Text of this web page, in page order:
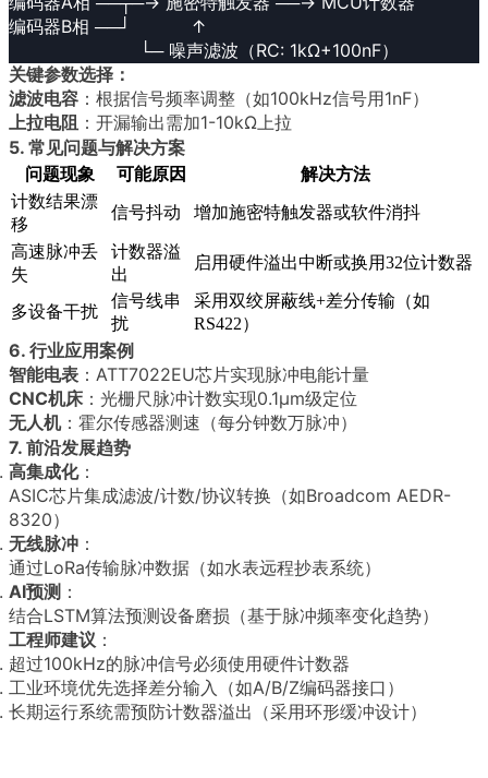
编码器B相 ──┘           ↑
└─ 噪声滤波（RC: 1kΩ+100nF）
关键参数选择：
滤波电容 ：根据信号频率调整（如100kHz信号用1nF）
上拉电阻 ：开漏输出需加1-10kΩ上拉
5. 常见问题与解决方案
问题现象 可能原因
解决方法
计数结果漂
移
信号抖动 增加施密特触发器或软件消抖
高速脉冲丢
失
计数器溢
出
启用硬件溢出中断或换用32位计数器
多设备干扰
信号线串
扰
采用双绞屏蔽线+差分传输（如
RS422）
6. 行业应用案例
智能电表 ：ATT7022EU芯片实现脉冲电能计量
CNC机床 ：光栅尺脉冲计数实现0.1μm级定位
无人机：霍尔传感器测速（每分钟数万脉冲）
7. 前沿发展趋势
高集成化：
ASIC芯片集成滤波/计数/协议转换（如Broadcom AEDR-
8320）
无线脉冲 ：
通过LoRa传输脉冲数据（如水表远程抄表系统）
AI预测 ：
结合LSTM算法预测设备磨损（基于脉冲频率变化趋势）
工程师建议 ：
超过100kHz的脉冲信号必须使用硬件计数器
工业环境优先选择差分输入（如A/B/Z编码器接口）
长期运行系统需预防计数器溢出（采用环形缓冲设计）